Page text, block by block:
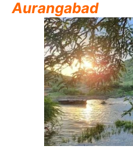
Aurangabad